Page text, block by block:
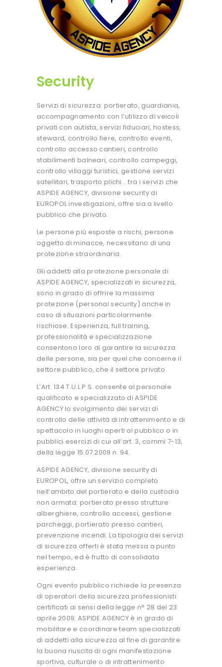
Security
Servizi di sicurezza: portierato, guardiania,
accompagnamento con l’utilizzo di veicoli
privati con autista, servizi fiduciari, hostess,
steward, controllo fiere, controllo eventi,
controllo accesso cantieri, controllo
stabilimenti balneari, controllo campeggi,
controllo villaggi turistici, gestione servizi
satellitari, trasporto plichi… tra i servizi che
ASPIDE AGENCY, divisione security di
EUROPOL investigazioni, offre sia a livello
pubblico che privato.
Le persone più esposte a rischi, persone
oggetto di minacce, necessitano di una
protezione straordinaria.
Gli addetti alla protezione personale di
ASPIDE AGENCY, specializzati in sicurezza,
sono in grado di offrire la massima
protezione (personal security) anche in
caso di situazioni particolarmente
rischiose. Esperienza, full training,
professionalità e specializzazione
consentono loro di garantire la sicurezza
delle persone, sia per quel che concerne il
settore pubblico, che il settore privato.
L’Art. 134 T.U.L.P.S. consente al personale
qualificato e specializzato di ASPIDE
AGENCY lo svolgimento dei servizi di
controllo delle attività di intrattenimento e di
spettacolo in luoghi aperti al pubblico o in
pubblici esercizi di cui all’art. 3, commi 7-13,
della legge 15.07.2009 n. 94.
ASPIDE AGENCY, divisione security di
EUROPOL, offre un servizio completo
nell’ambito del portierato e della custodia
non armata: portierato presso strutture
alberghiere, controllo accessi, gestione
parcheggi, portierato presso cantieri,
prevenzione incendi. La tipologia dei servizi
di sicurezza offerti è stata messa a punto
nel tempo, ed è frutto di consolidata
esperienza.
Ogni evento pubblico richiede la presenza
di operatori della sicurezza professionisti
certificati ai sensi della legge n° 28 del 23
aprile 2009. ASPIDE AGENCY è in grado di
mobilitare e coordinare team specializzati
di addetti alla sicurezza al fine di garantire
la buona riuscita di ogni manifestazione
sportiva, culturale o di intrattenimento